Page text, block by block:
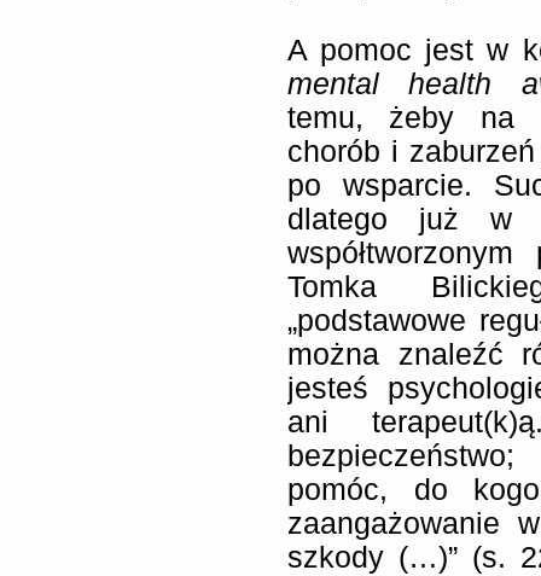
A pomoc jest w
mental health
temu, żeby na
chorób i
po wsparcie.
dlatego już w
Tomka
„podstawowe
można znaleźć
jesteś
ani
pomóc, do
zaangażowanie
szkody (…)” (s.